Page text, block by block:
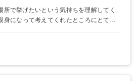
所で挙げたいという気持ちを理解してく
になって考えてくれたところにとても
となった。
っかり考えて決めたい人にはとても良